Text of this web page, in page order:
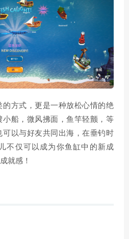
方式，更是一种放松心情的绝
船，微风拂面，鱼竿轻颤，等
以与好友共同出海，在垂钓时
不仅可以成为你鱼缸中的新成
就感！